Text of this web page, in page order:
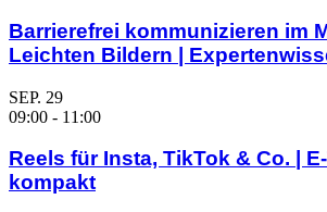
Barrierefrei kommunizieren im
Leichten Bildern |
SEP. 29
09:00 - 11:00
Reels für Insta, TikTok & Co. |
kompakt